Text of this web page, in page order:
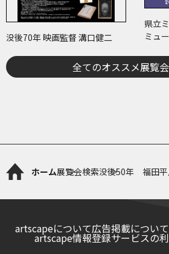
没後70年 映画監督 溝口健二
県立
ミュ
全てのオススメ展覧
ホーム展覧会検索没後50年 福田平
artscapeについて広告掲載について
artscape情報登録サービスの